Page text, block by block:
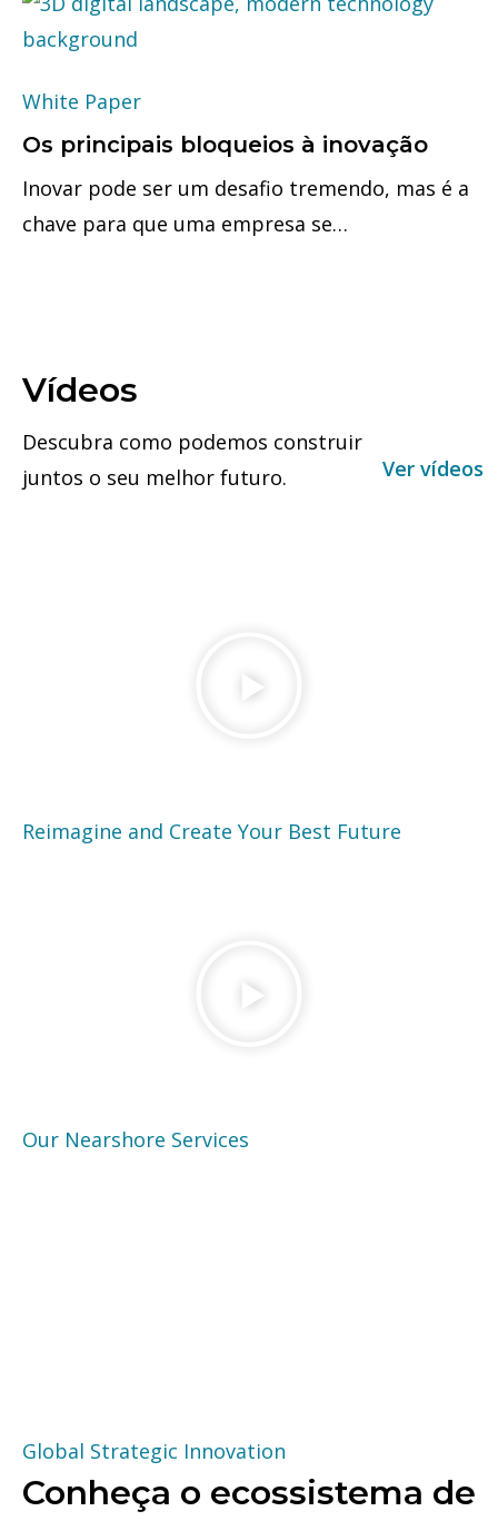
White Paper
Os principais bloqueios à inovação
Inovar pode ser um desafio tremendo, mas é a
chave para que uma empresa se…
Vídeos
Descubra como podemos construir
juntos o seu melhor futuro.
Ver vídeos
Reimagine and Create Your Best Future
Our Nearshore Services
Global Strategic Innovation
Conheça o ecossistema de